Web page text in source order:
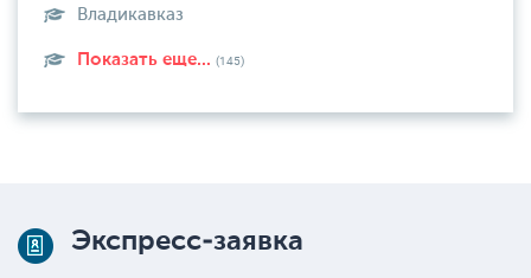
Владикавказ
Показать еще... (145)
Экспресс-заявка